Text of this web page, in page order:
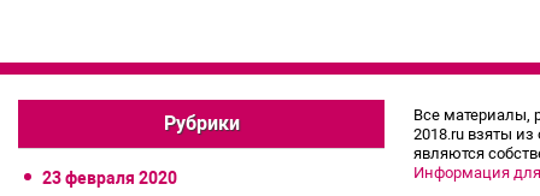
Рубрики
23 февраля 2020
Все материалы,
2018.ru взяты
являются
Информация